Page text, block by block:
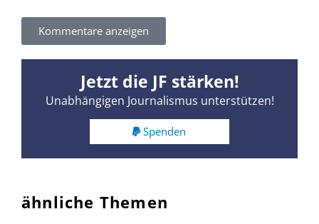
Kommentare anzeigen
Jetzt die JF stärken!
Unabhängigen Journalismus unterstützen!
Spenden
ähnliche Themen